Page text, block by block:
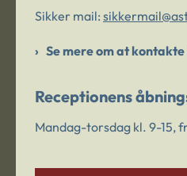
Sikker mail:
Se mere om at
Receptionens
Mandag-torsdag kl. 9-15,